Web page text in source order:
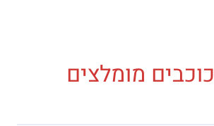
מלונות 3 כוכבים מומלצים